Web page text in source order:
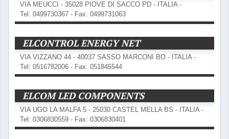
VIA MEUCCI - 35028 PIOVE DI SACCO PD - ITALIA -
Tel: 0499730367 - Fax: 0499731063
ELCONTROL ENERGY NET
VIA VIZZANO 44 - 40037 SASSO MARCONI BO - ITALIA -
Tel: 0516782006 - Fax: 051845544
ELCOM LED COMPONENTS
VIA UGO LA MALFA 5 - 25030 CASTEL MELLA BS - ITALIA -
Tel: 0306830559 - Fax: 0306830401